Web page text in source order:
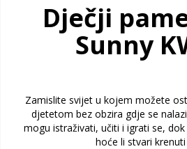
Dječji
Sunny
Zamislite svijet u kojem možete
djetetom bez obzira gdje se
mogu istraživati, učiti i igrati se,
hoće li stvari